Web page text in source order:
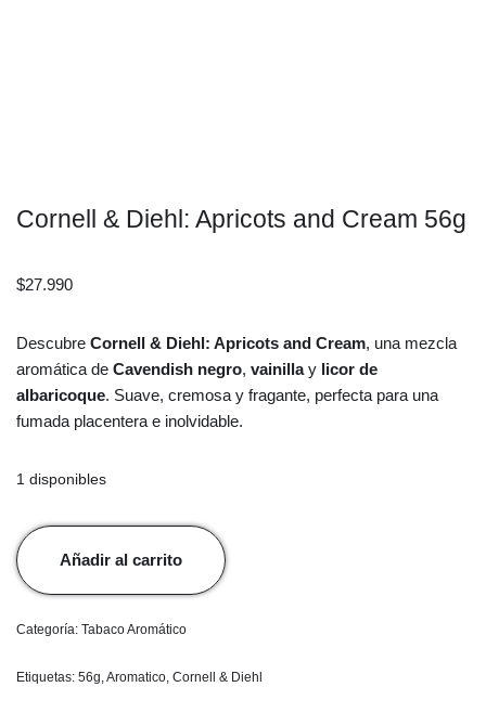
Cornell & Diehl: Apricots and Cream 56g
$27.990
Descubre Cornell & Diehl: Apricots and Cream, una mezcla
aromática de Cavendish negro, vainillay licor de
albaricoque. Suave, cremosa y fragante, perfecta para una
fumada placentera e inolvidable.
1 disponibles
Añadir al carrito
Categoría: Tabaco Aromático
Etiquetas: 56g,Aromatico, Cornell & Diehl